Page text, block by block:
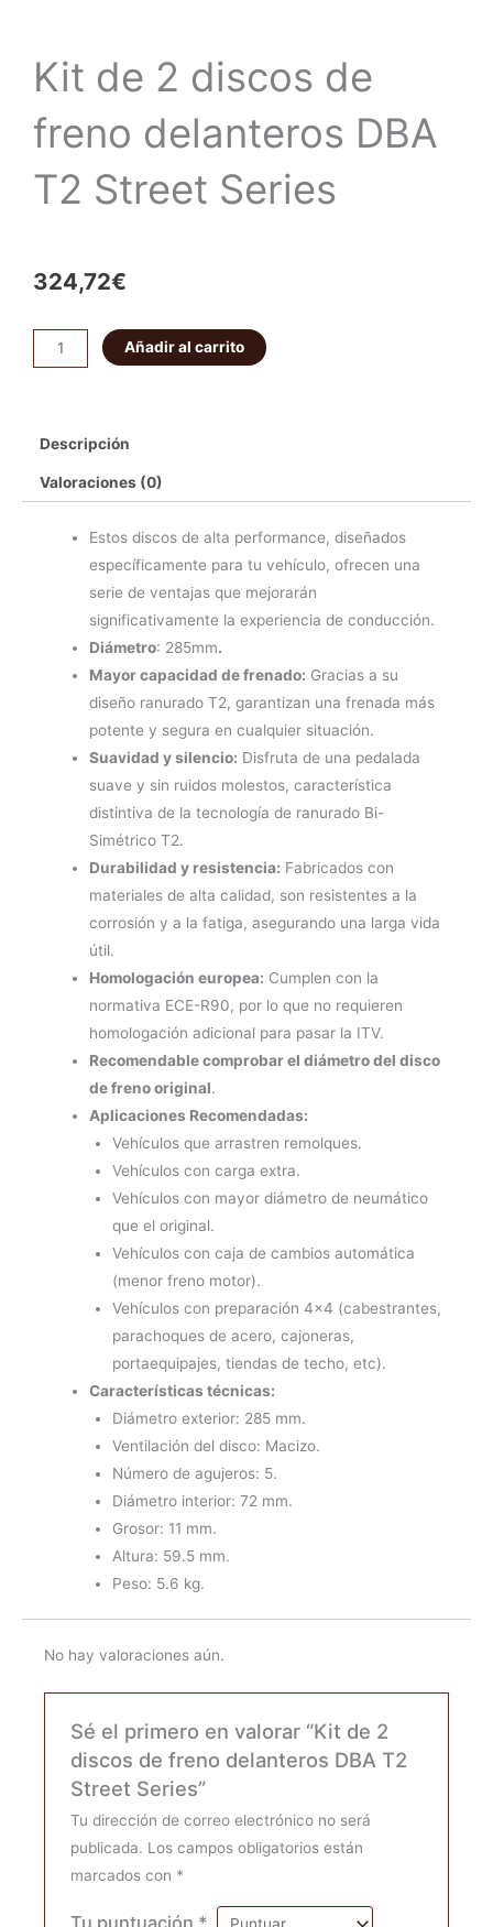
Kit de 2 discos de
freno delanteros DBA
T2 Street Series
324,72€
de
de
freno
delanteros
cantidad
Añadir al carrito
Descripción
Valoraciones (0)
Estos discos de alta performance, diseñados
específicamente para tu vehículo, ofrecen una
serie de ventajas que mejorarán
significativamente la experiencia de conducción.
Diámetro: 285mm.
Mayor capacidad de frenado: Gracias a su
diseño ranurado T2, garantizan una frenada más
potente y segura en cualquier situación.
Suavidad y silencio: Disfruta de una pedalada
suave y sin ruidos molestos, característica
distintiva de la tecnología de ranurado Bi-
Simétrico T2.
Durabilidad y resistencia: Fabricados con
materiales de alta calidad, son resistentes a la
corrosión y a la fatiga, asegurando una larga vida
útil.
Homologación europea: Cumplen con la
normativa ECE-R90, por lo que no requieren
homologación adicional para pasar la ITV.
Recomendable comprobar el diámetro del disco
de freno original.
Aplicaciones Recomendadas:
Vehículos que arrastren remolques.
Vehículos con carga extra.
Vehículos con mayor diámetro de neumático
que el original.
Vehículos con caja de cambios automática
(menor freno motor).
Vehículos con preparación 4×4 (cabestrantes,
parachoques de acero, cajoneras,
portaequipajes, tiendas de techo, etc).
Características técnicas:
Diámetro exterior: 285 mm.
Ventilación del disco: Macizo.
Número de agujeros: 5.
Diámetro interior: 72 mm.
Grosor: 11 mm.
Altura: 59.5 mm.
Peso: 5.6 kg.
No hay valoraciones aún.
Sé el primero en valorar “Kit de 2
discos de freno delanteros DBA T2
Street Series”
Tu dirección de correo electrónico no será
publicada. Los campos obligatorios están
marcados con *